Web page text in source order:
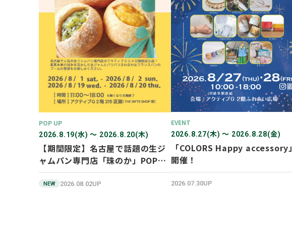
POP UP
2026.8.19(水) 〜 2026.8.20(木)
【期間限定】名古屋で話題の生ジ
ャムパン専門店「珠のか」POP
UP SHOP
NEW 2026.08.02UP
EVENT
2026.8.27(木) 〜 2026.8.28(金)
「COLORS Happy accessory」
開催！
2026.07.30UP